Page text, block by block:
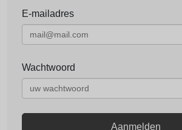
E-mailadres
Wachtwoord
Aanmelden